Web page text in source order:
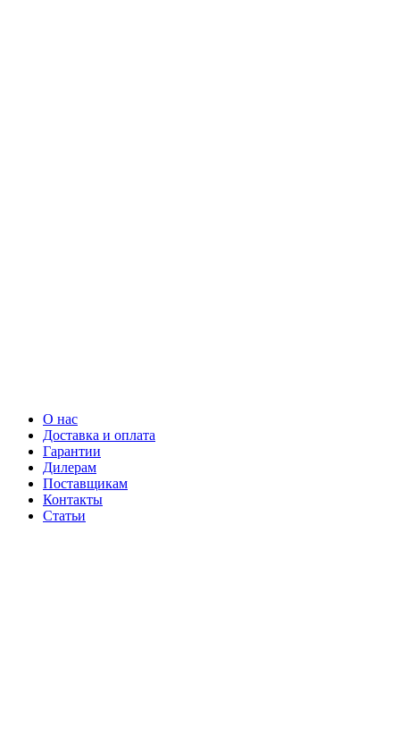
О нас
Доставка и оплата
Гарантии
Дилерам
Поставщикам
Контакты
Статьи